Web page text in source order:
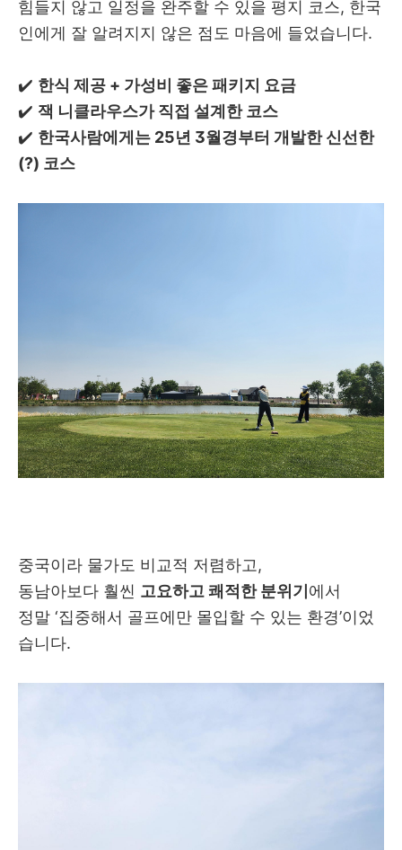
힘들지 않고 일정을 완주할 수 있을 평지 코스, 한국
인에게 잘 알려지지 않은 점도 마음에 들었습니다.
✔️ 한식 제공 + 가성비 좋은 패키지 요금
✔️ 잭 니클라우스가 직접 설계한 코스
✔️ 한국사람에게는 25년 3월경부터 개발한 신선한
(?) 코스
중국이라 물가도 비교적 저렴하고,
동남아보다 훨씬 고요하고 쾌적한 분위기 에서
정말 ‘집중해서 골프에만 몰입할 수 있는 환경’이었
습니다.